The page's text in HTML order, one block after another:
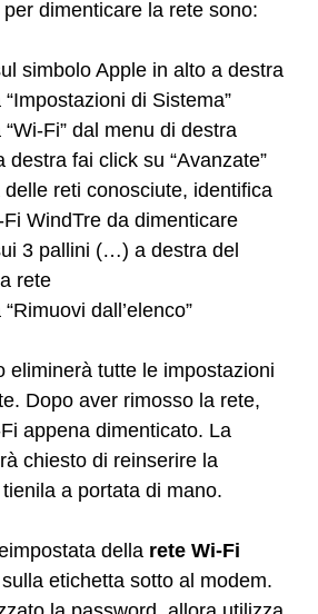
dimenticare la rete sono:
simbolo Apple in alto a destra
di Sistema”
Fi” dal menu di destra
destra fai click su “Avanzate”
delle reti conosciute, identifica
WindTre da dimenticare
3 pallini (…) a destra del
rete
dall’elenco”
eliminerà tutte le impostazioni
Dopo aver rimosso la rete,
appena dimenticato. La
chiesto di reinserire la
a portata di mano.
della rete Wi-Fi
etichetta sotto al modem.